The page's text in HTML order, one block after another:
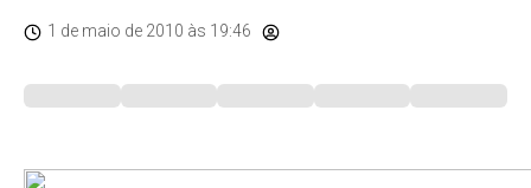
1 de maio de 2010 às 19:46